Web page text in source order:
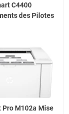
C4400
des Pilotes
Pro M102a Mise